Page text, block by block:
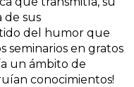
de sus
del humor que
seminarios en gratos
un ámbito de
conocimientos!